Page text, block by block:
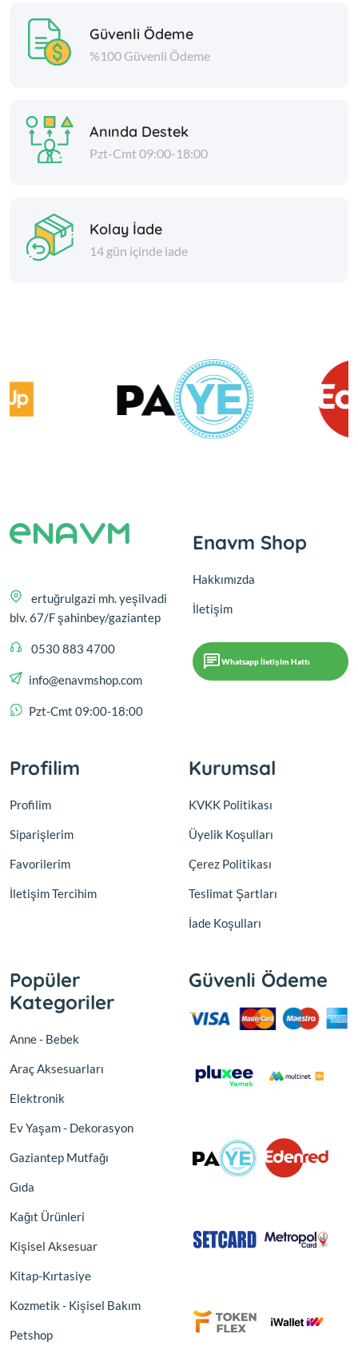
Güvenli Ödeme
%100 Güvenli Ödeme
Anında Destek
Pzt-Cmt 09:00-18:00
Kolay İade
14 gün içinde iade
ertuğrulgazi mh. yeşilvadi
blv. 67/F şahinbey/gaziantep
0530 883 4700
info@enavmshop.com
Pzt-Cmt 09:00-18:00
Enavm Shop
Hakkımızda
İletişim
Whatsapp İletişim Hattı
Profilim
Profilim
Siparişlerim
Favorilerim
İletişim Tercihim
Kurumsal
KVKK Politikası
Üyelik Koşulları
Çerez Politikası
Teslimat Şartları
İade Koşulları
Popüler
Kategoriler
Anne - Bebek
Araç Aksesuarları
Elektronik
Ev Yaşam - Dekorasyon
Gaziantep Mutfağı
Gıda
Kağıt Ürünleri
Kişisel Aksesuar
Kitap-Kırtasiye
Kozmetik - Kişisel Bakım
Petshop
Güvenli Ödeme